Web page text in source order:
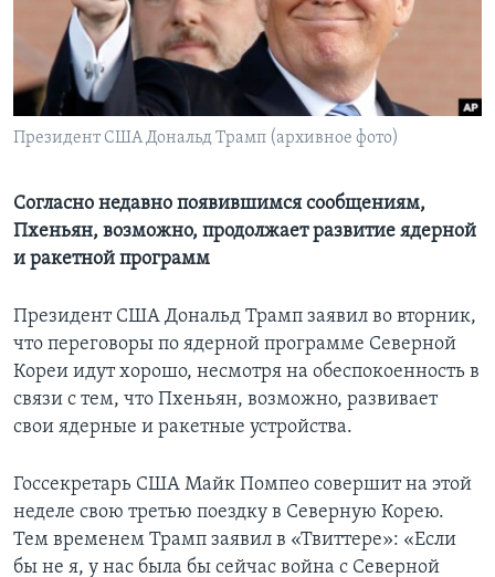
Learning English
СОЦИАЛЬНЫЕ СЕТИ
Языки
Президент США Дональд Трамп (архивное фото)
Согласно недавно появившимся сообщениям,
Пхеньян, возможно, продолжает развитие ядерной
и ракетной программ
Президент США Дональд Трамп заявил во вторник,
что переговоры по ядерной программе Северной
Кореи идут хорошо, несмотря на обеспокоенность в
связи с тем, что Пхеньян, возможно, развивает
свои ядерные и ракетные устройства.
Госсекретарь США Майк Помпео совершит на этой
неделе свою третью поездку в Северную Корею.
Тем временем Трамп заявил в «Твиттере»: «Если
бы не я, у нас была бы сейчас война с Северной